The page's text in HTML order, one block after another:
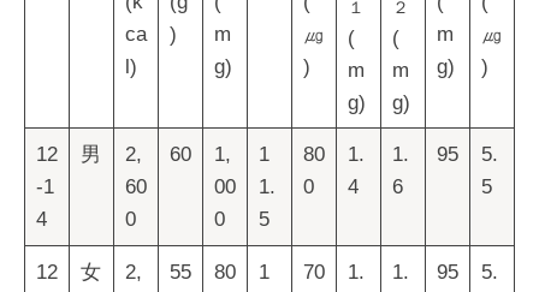
ca
l)
)
m
g)
㎍
)
１
(
m
g)
２
(
m
g)
m
g)
㎍
)
12
-1
4
男
2,
60
0
60
1,
00
0
1
1.
5
80
0
1.
4
1.
6
95
5.
5
12
女
2,
55
80
1
70
1.
1.
95
5.